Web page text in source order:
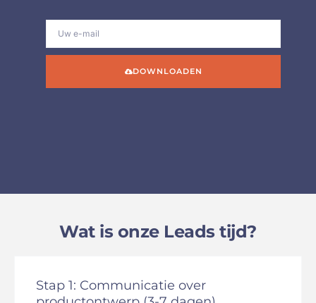
DOWNLOADEN
Wat is onze Leads tijd?
Stap 1: Communicatie over